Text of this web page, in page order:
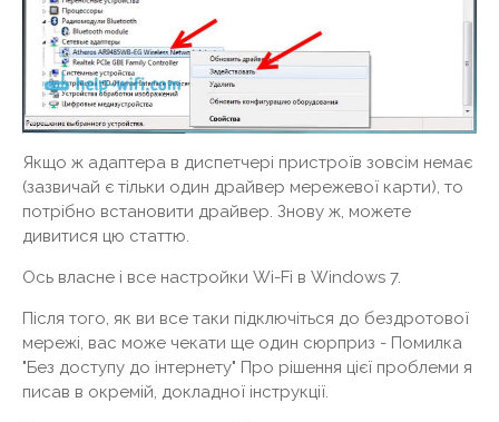
Якщо ж адаптера в диспетчері пристроїв зовсім немає
(зазвичай є тільки один драйвер мережевої карти), то
потрібно встановити драйвер. Знову ж, можете
дивитися цю статтю.
Ось власне і все настройки Wi-Fi в Windows 7.
Після того, як ви все таки підключіться до бездротової
мережі, вас може чекати ще один сюрприз - Помилка
"Без доступу до інтернету" Про рішення цієї проблеми я
писав в окремій, докладної інструкції.